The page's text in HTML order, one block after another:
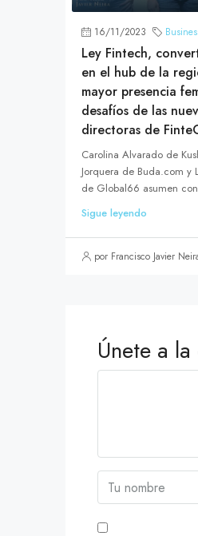
16/11/2023
Ley Fintech,
en el hub de la
mayor presencia
desafíos de las
directoras de
Carolina Alvarado de
Jorquera de Buda.com y
de Global66 asumen
Sigue leyendo
por Francisco Javier
Únete a